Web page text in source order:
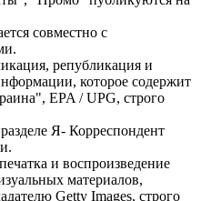
совместно с
републикация и
которое содержит
EPA / UPG, строго
Я- Корреспондент
и воспроизведение
материалов,
Getty Images, строго